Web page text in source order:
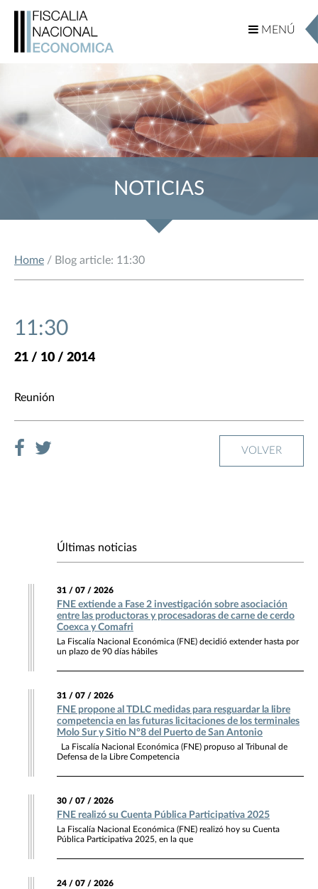
MENÚ
MENÚ
NOTICIAS
Home / Blog article: 11:30
11:30
21 / 10 / 2014
Reunión
VOLVER
Últimas noticias
31 / 07 / 2026
FNE extiende a Fase 2 investigación sobre asociación
entre las productoras y procesadoras de carne de cerdo
Coexca y Comafri
La Fiscalía Nacional Económica (FNE) decidió extender hasta por
un plazo de 90 días hábiles
31 / 07 / 2026
FNE propone al TDLC medidas para resguardar la libre
competencia en las futuras licitaciones de los terminales
Molo Sur y Sitio N°8 del Puerto de San Antonio
La Fiscalía Nacional Económica (FNE) propuso al Tribunal de
Defensa de la Libre Competencia
30 / 07 / 2026
FNE realizó su Cuenta Pública Participativa 2025
La Fiscalía Nacional Económica (FNE) realizó hoy su Cuenta
Pública Participativa 2025, en la que
24 / 07 / 2026